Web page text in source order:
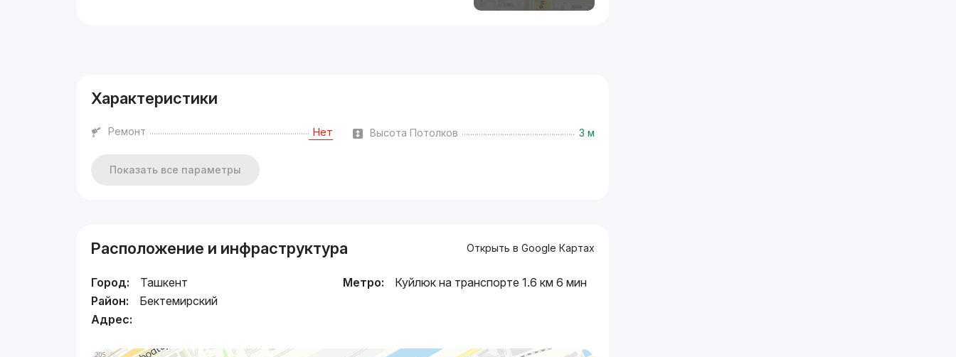
Характеристики
Ремонт Нет Высота Потолков 3 м
Показать все параметры
Расположение и инфраструктура Открыть в Google Картах
Город:
Ташкент
Район:
Бектемирский
Адрес:
Метро: Куйлюк на транспорте 1.6 км 6 мин